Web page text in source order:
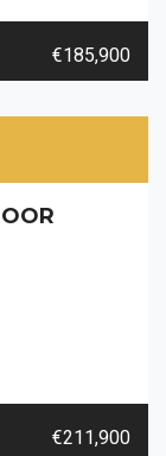
€185,900
€211,900